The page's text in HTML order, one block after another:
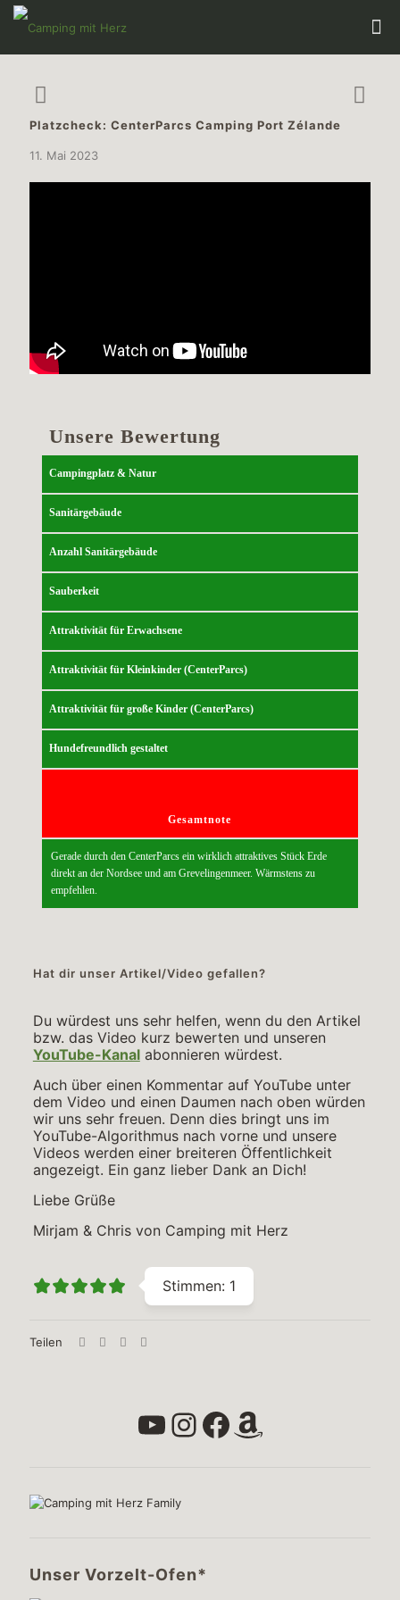
Platzcheck: CenterParcs Camping Port Zélande
11. Mai 2023
Unsere Bewertung
Campingplatz & Natur
Sanitärgebäude
Anzahl Sanitärgebäude
Sauberkeit
Attraktivität für Erwachsene
Attraktivität für Kleinkinder (CenterParcs)
Attraktivität für große Kinder (CenterParcs)
Hundefreundlich gestaltet
Gesamtnote
Gerade durch den CenterParcs ein wirklich attraktives Stück Erde
direkt an der Nordsee und am Grevelingenmeer. Wärmstens zu
empfehlen.
Hat dir unser Artikel/Video gefallen?
Du würdest uns sehr helfen, wenn du den Artikel
bzw. das Video kurz bewerten und unseren
YouTube-Kanalabonnieren würdest.
Auch über einen Kommentar auf YouTube unter
dem Video und einen Daumen nach oben würden
wir uns sehr freuen. Denn dies bringt uns im
YouTube-Algorithmus nach vorne und unsere
Videos werden einer breiteren Öffentlichkeit
angezeigt. Ein ganz lieber Dank an Dich!
Liebe Grüße
Mirjam & Chris von Camping mit Herz
Stimmen: 1
Teilen
YouTube
Instagram
Facebook
Amazon
Unser Vorzelt-Ofen*